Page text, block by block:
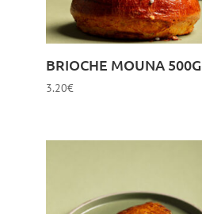
BRIOCHE MOUNA 500G
3.20€